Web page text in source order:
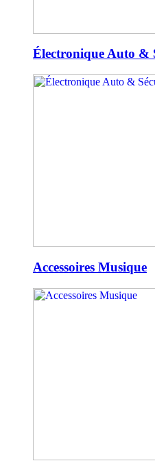
Électronique Auto &
Accessoires Musique